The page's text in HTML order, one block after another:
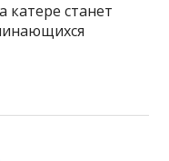
катере станет